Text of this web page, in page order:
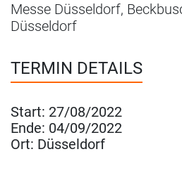
Messe Düsseldorf,
Düsseldorf
TERMIN DETAILS
Start: 27/08/2022
Ende: 04/09/2022
Ort: Düsseldorf